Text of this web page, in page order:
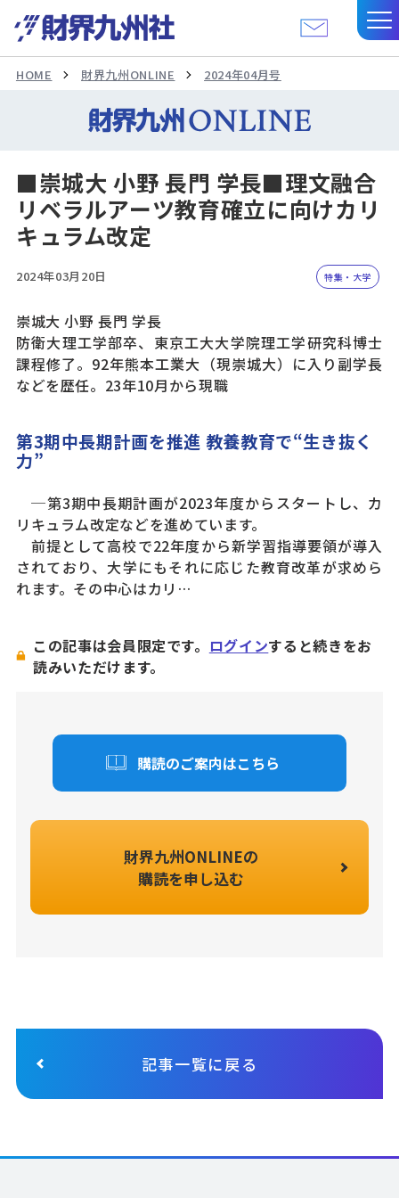
HOME 財界九州ONLINE 2024年04月号
■崇城大 小野 長門 学長■理文融合
リベラルアーツ教育確立に向けカリ
キュラム改定
2024年03月20日 特集・大学
崇城大 小野 長門 学長
防衛大理工学部卒、東京工大大学院理工学研究科博士
課程修了。92年熊本工業大（現崇城大）に入り副学長
などを歴任。23年10月から現職
第3期中長期計画を推進 教養教育で“生き抜く
力”
─第3期中長期計画が2023年度からスタートし、カ
リキュラム改定などを進めています。
前提として高校で22年度から新学習指導要領が導入
されており、大学にもそれに応じた教育改革が求めら
れます。その中心はカリ…
この記事は会員限定です。 ログインすると続きをお
読みいただけます。
購読のご案内はこちら
財界九州ONLINEの
購読を申し込む
記事一覧に戻る